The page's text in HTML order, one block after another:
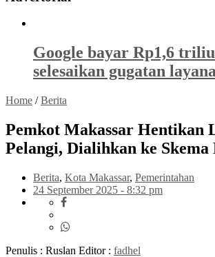
Google bayar Rp1,6
selesaikan gugatan
Home /Berita
Pemkot Makassar Hentikan
Pelangi, Dialihkan ke Skema
Berita, Kota Makassar, Pemerintahan
24 September 2025 - 8:32 pm
Penulis : Ruslan Editor : fadhel